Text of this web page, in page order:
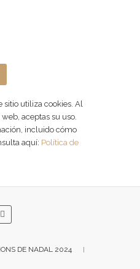
sitio utiliza cookies. Al
aceptas su uso.
incluido cómo
aquí: Política de
DE NADAL 2024